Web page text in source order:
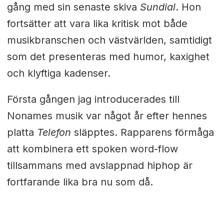
gång med sin senaste skiva Sundial. Hon
fortsätter att vara lika kritisk mot både
musikbranschen och västvärlden, samtidigt
som det presenteras med humor, kaxighet
och klyftiga kadenser.
Första gången jag introducerades till
Nonames musik var något år efter hennes
platta Telefon släpptes. Rapparens förmåga
att kombinera ett spoken word-flow
tillsammans med avslappnad hiphop är
fortfarande lika bra nu som då.